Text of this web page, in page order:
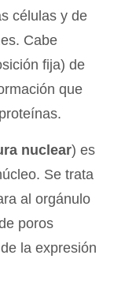
células y de
Cabe
fija) de
que
nuclear) es
Se trata
al orgánulo
poros
la expresión